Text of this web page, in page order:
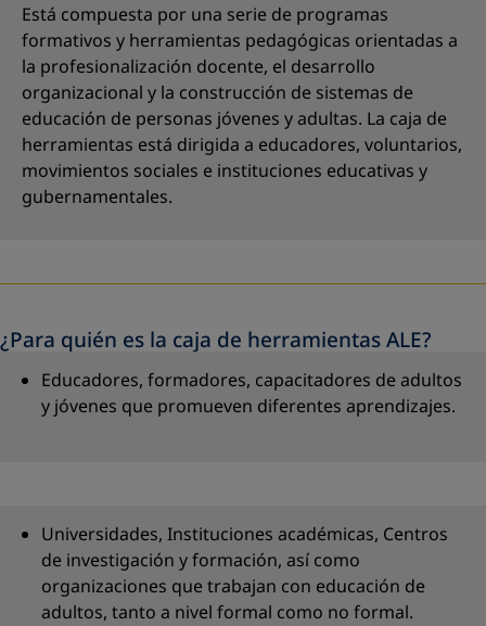
Está compuesta por una serie de programas
formativos y herramientas pedagógicas orientadas a
la profesionalización docente, el desarrollo
organizacional y la construcción de sistemas de
educación de personas jóvenes y adultas. La caja de
herramientas está dirigida a educadores, voluntarios,
movimientos sociales e instituciones educativas y
gubernamentales.
¿Para quién es la caja de herramientas ALE?
Educadores, formadores, capacitadores de adultos
y jóvenes que promueven diferentes aprendizajes.
Universidades, Instituciones académicas, Centros
de investigación y formación, así como
organizaciones que trabajan con educación de
adultos, tanto a nivel formal como no formal.